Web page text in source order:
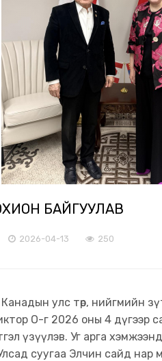
БАЙГУУЛАВ
2026-04-13 250
улс төр, нийгмийн
О-г 2026 оны 4 дүгээр
үзүүлэв. Уг арга
суугаа Элчин сайд нар